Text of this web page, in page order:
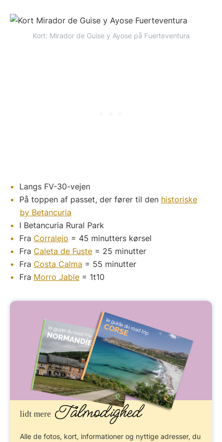
Kort: Mirador de Guise y Ayose på Fuerteventura
Langs FV-30-vejen
På toppen af passet, der fører til den historiske
by Betancuria
I Betancuria Rural Park
Fra Corralejo = 45 minutters kørsel
Fra Caleta de Fuste = 25 minutter
Fra Costa Calma = 55 minutter
Fra Morro Jable = 1t10
lidt mere Tålmodighed
Alle de fotos, kort, informationer og nyttige adresser, du